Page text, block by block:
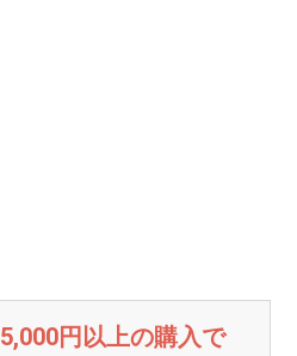
5,000円以上の購入で